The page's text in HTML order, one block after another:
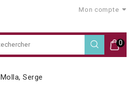
Mon compte
0
Molla, Serge